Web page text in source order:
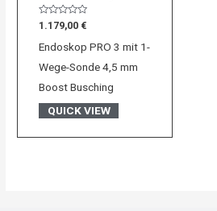
Bewertet
mit
von
1.179,00 €
Endoskop PRO 3 mit 1-
Wege-Sonde 4,5 mm
Boost Busching
QUICK VIEW